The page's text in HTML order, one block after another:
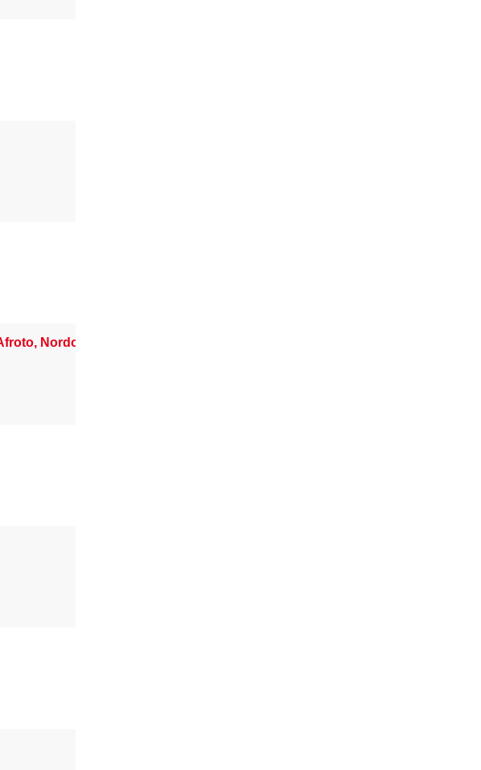
Nordo, Shroof, A5rass - ??????, Issam Alnajjar, Balti, Amir Eid, ????